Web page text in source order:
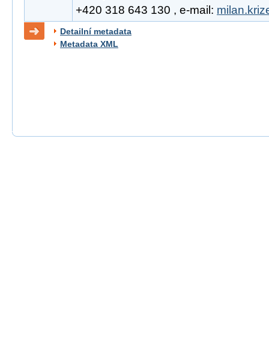
+420 318 643 130 , e-mail:
Detailní metadata
Metadata XML